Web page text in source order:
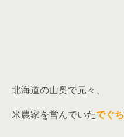
北海道の山奥で元々、
米農家を営んでいたでぐち